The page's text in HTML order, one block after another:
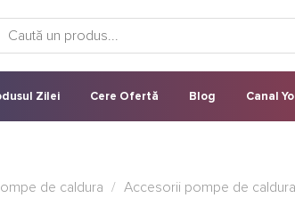
Zilei Cere Ofertă Blog Canal
de caldura / Accesorii pompe de caldura